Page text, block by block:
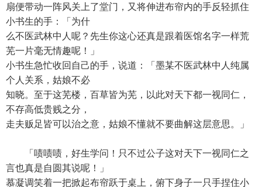
扇便带动一阵风关上了堂门，又将伸进布帘内的手反轻抓住
小书生的手：「为什
么不医武林中人呢？先生你这心还真是跟着医馆名字一样荒
芜一片毫无情趣呢！」
小书生急忙收回自己的手，说道：「墨某不医武林中人纯属
个人关系，姑娘不必
知晓。至于这芜楼，百草皆为芜，以此对天下都一视同仁，
不存高低贵贱之分，
走夫贩足皆可以治之意，姑娘不懂就不要曲解这层意思。」
「啧啧啧，好生学问！只不过公子这对天下一视同仁之
言也真是自圆其说呢！」
慕凝调笑着一把掀起布帘跃于桌上，俯下身子一只手捏住小